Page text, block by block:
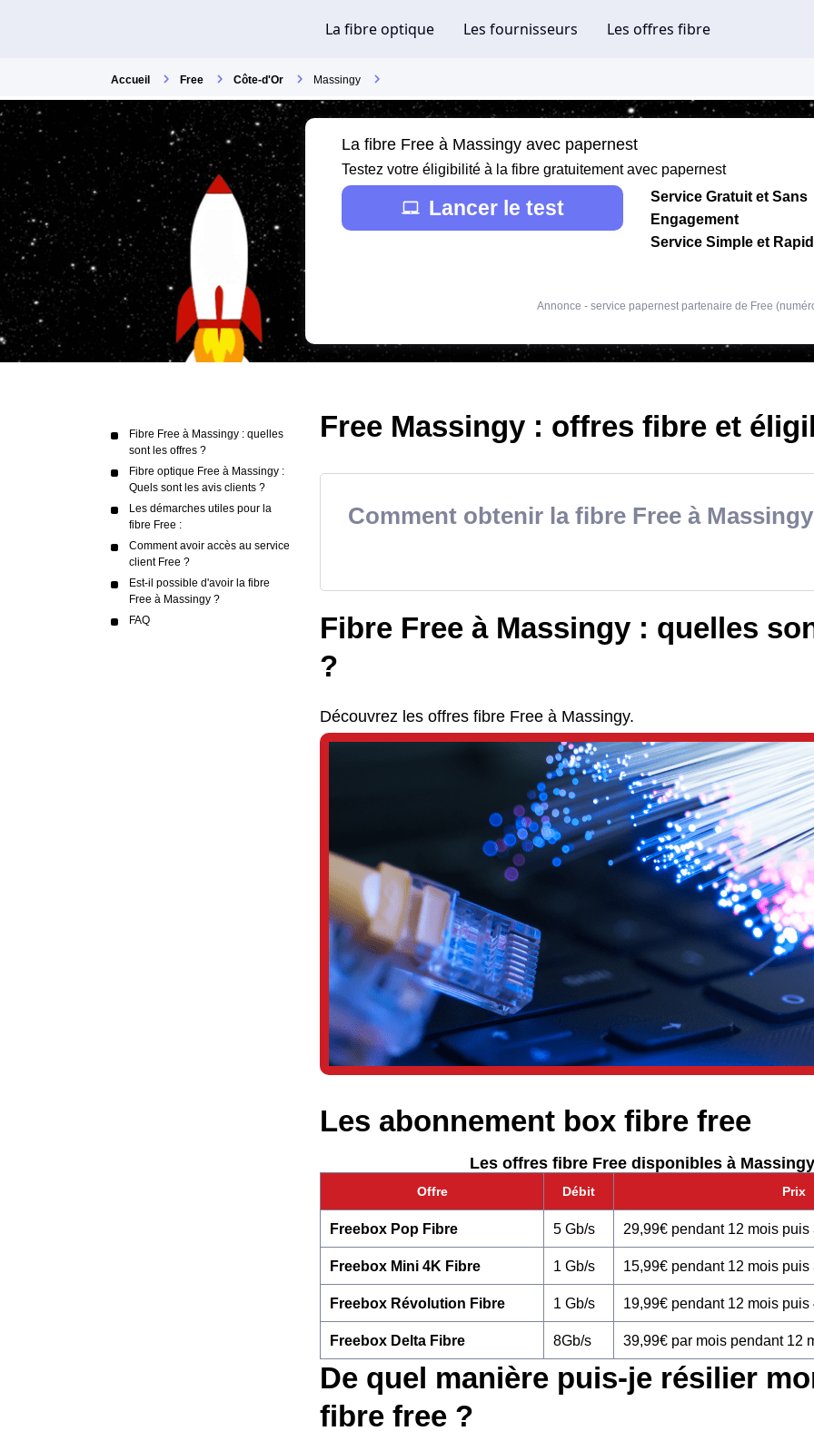
Accueil Free Côte-d'Or Massingy
La fibre Free à Massingy avec papernest
Testez votre éligibilité à la fibre gratuitement avec papernest
Lancer le test
Service Gratuit et Sans
Engagement
Service Simple et
Annonce - service papernest partenaire de Free
Fibre Free à Massingy : quelles
sont les offres ?
Fibre optique Free à Massingy :
Quels sont les avis clients ?
Les démarches utiles pour la
fibre Free :
Comment avoir accès au service
client Free ?
Est-il possible d'avoir la fibre
Free à Massingy ?
FAQ
Free Massingy : offres fibre et
Comment obtenir la fibre Free à
Fibre Free à Massingy : quelles
?
Découvrez les offres fibre Free à Massingy.
Les abonnement box fibre free
Les offres fibre Free disponibles à
Offre Débit Prix
Freebox Pop Fibre 5 Gb/s 29,99€ pendant 12 mois puis
Freebox Mini 4K Fibre 1 Gb/s 15,99€ pendant 12 mois puis
Freebox Révolution Fibre 1 Gb/s 19,99€ pendant 12 mois puis
Freebox Delta Fibre 8Gb/s 39,99€ par mois pendant 12
De quel manière puis-je résilier
fibre free ?